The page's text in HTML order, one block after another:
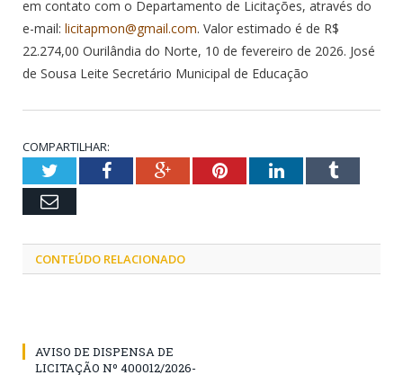
em contato com o Departamento de Licitações, através do
e-mail: licitapmon@gmail.com. Valor estimado é de R$
22.274,00 Ourilândia do Norte, 10 de fevereiro de 2026. José
de Sousa Leite Secretário Municipal de Educação
COMPARTILHAR:
TwitterFacebookGoogle+PinterestLinkedInTumblr
Email
CONTEÚDO RELACIONADO
AVISO DE DISPENSA DE
LICITAÇÃO Nº 400012/2026-